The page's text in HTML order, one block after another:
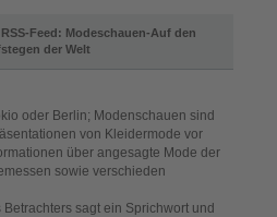
Feed: Modeschauen-Auf den
der Welt
oder Berlin; Modenschauen sind
von Kleidermode vor
über angesagte Mode der
sowie verschieden
sagt ein Sprichwort und